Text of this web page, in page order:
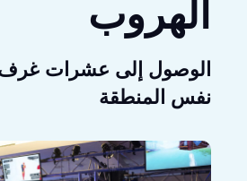
الهروب
الوصول إلى عشرات
نفس المنطقة